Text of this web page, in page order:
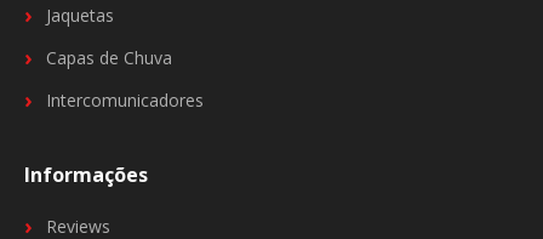
Jaquetas
Capas de Chuva
Intercomunicadores
Informações
Reviews